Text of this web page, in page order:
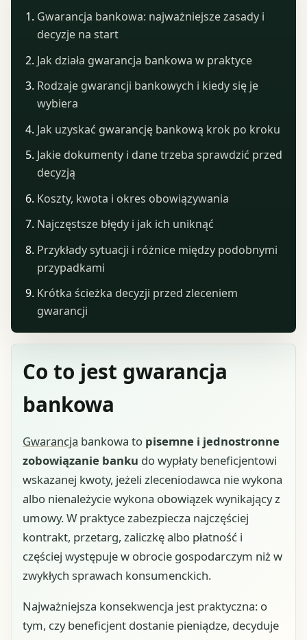
Co to jest gwarancja
bankowa
Gwarancja bankowa to pisemne i jednostronne
zobowiązanie banku do wypłaty beneficjentowi
wskazanej kwoty, jeżeli zleceniodawca nie wykona
albo nienależycie wykona obowiązek wynikający z
umowy. W praktyce zabezpiecza najczęściej
kontrakt, przetarg, zaliczkę albo płatność i
częściej występuje w obrocie gospodarczym niż w
zwykłych sprawach konsumenckich.
Najważniejsza konsekwencja jest praktyczna: o
tym, czy beneficjent dostanie pieniądze, decyduje
Gwarancja bankowa: najważniejsze zasady i
decyzje na start
Jak działa gwarancja bankowa w praktyce
Rodzaje gwarancji bankowych i kiedy się je
wybiera
Jak uzyskać gwarancję bankową krok po kroku
Jakie dokumenty i dane trzeba sprawdzić przed
decyzją
Koszty, kwota i okres obowiązywania
Najczęstsze błędy i jak ich uniknąć
Przykłady sytuacji i różnice między podobnymi
przypadkami
Krótka ścieżka decyzji przed zleceniem
gwarancji